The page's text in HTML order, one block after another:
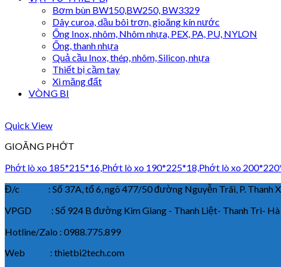
Bơm bùn BW150,BW250, BW3329
Dây curoa, dầu bôi trơn, gioăng kín nước
Ống Inox, nhôm, Nhôm nhựa, PEX, PA, PU, NYLON
Ống, thanh nhựa
Quả cầu Inox, thép, nhôm, Silicon, nhựa
Thiết bị cầm tay
Xi măng đất
VÒNG BI
Quick View
GIOĂNG PHỚT
Phớt lò xo 185*215*16,Phớt lò xo 190*225*18,Phớt lò xo
Đ/c : Số 37A, tổ 6, ngõ 477/50 đường Nguyễn Trãi, P. Thanh
VPGD : Số 924 B đường Kim Giang - Thanh Liệt- Thanh Trì-
Hotline/Zalo : 0988.775.899
Web : thietbi2tech.com